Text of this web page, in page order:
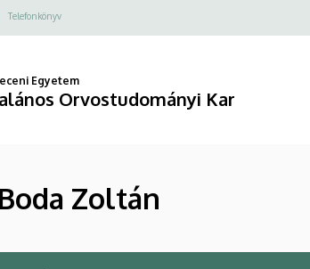
Telefonkönyv
Egyetem
Orvostudományi Kar
Zoltán